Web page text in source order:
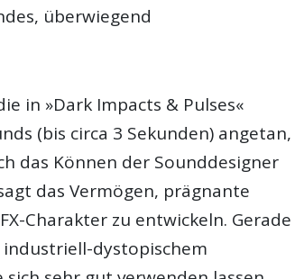
überwiegend
in »Dark Impacts & Pulses«
(bis circa 3 Sekunden) angetan,
das Können der Sounddesigner
das Vermögen, prägnante
Charakter zu entwickeln. Gerade
dystopischem